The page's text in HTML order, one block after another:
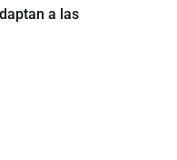
a las